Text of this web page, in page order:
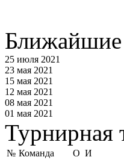
Ближайшие
25 июля 2021
23 мая 2021
15 мая 2021
12 мая 2021
08 мая 2021
01 мая 2021
Турнирная
№ Команда О И